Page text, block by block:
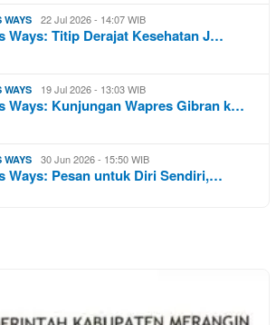
WAYS 22 Jul 2026 - 14:07 WIB
Ways: Titip Derajat Kesehatan J…
WAYS 19 Jul 2026 - 13:03 WIB
Ways: Kunjungan Wapres Gibran k…
WAYS 30 Jun 2026 - 15:50 WIB
Ways: Pesan untuk Diri Sendiri,…